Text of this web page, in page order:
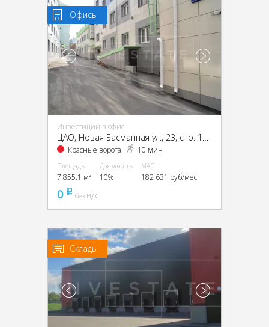
Офисы
Инвестиции в офис
ЦАО, Новая Басманная ул., 23, стр. 1А, 1Б, 2, 4
Красные ворота 10 мин
Площадь
7 855.1 м²
Доходность
10%
МАП
182 631 руб/мес
0 pуббез НДС
Склады